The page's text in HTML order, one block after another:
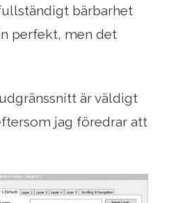
bärbarhet
perfekt, men det
är väldigt
jag föredrar att